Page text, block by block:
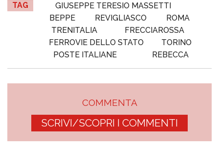
TAG
GIUSEPPE TERESIO MASSETTI
BEPPE
REVIGLIASCO
ROMA
TRENITALIA
FRECCIAROSSA
FERROVIE DELLO STATO
TORINO
POSTE ITALIANE
REBECCA
COMMENTA
SCRIVI/SCOPRI I COMMENTI